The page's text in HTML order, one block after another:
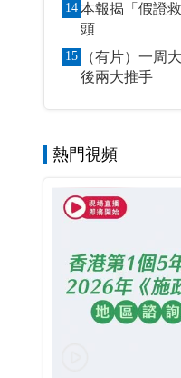
14 本報揭「假證救生員」亂
頭
15
（有片）一周
後兩大推手
熱門視頻